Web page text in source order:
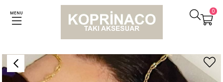
MENU 0
Kolyeler Çelik Pembe Taşlı Kolye (44 Cm)